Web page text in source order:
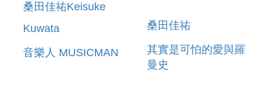
桑田佳祐Keisuke
Kuwata
音樂人 MUSICMAN
桑田佳祐
其實是可怕的愛與羅
曼史